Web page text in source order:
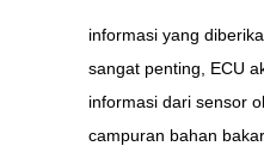
informasi yang
sangat penting, ECU
informasi dari sensor
campuran bahan